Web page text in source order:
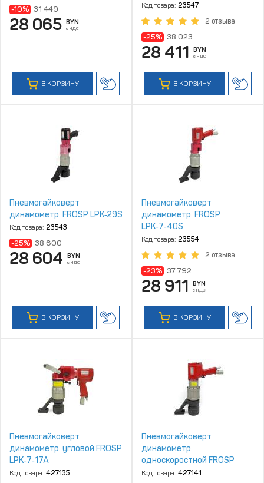
-10% 31 449
28 065 BYN
с НДС
В КОРЗИНУ
Код товара: 23547
2 отзыва
-25% 38 023
28 411 BYN
с НДС
В КОРЗИНУ
Пневмогайковерт
динамометр. FROSP LPK‑29S
Код товара: 23543
-25% 38 600
28 604 BYN
с НДС
В КОРЗИНУ
Пневмогайковерт
динамометр. FROSP
LPK‑7‑40S
Код товара: 23554
2 отзыва
-23% 37 792
28 911 BYN
с НДС
В КОРЗИНУ
Пневмогайковерт
динамометр. угловой FROSP
LPK‑7‑17A
Код товара: 427135
Пневмогайковерт
динамометр.
односкоростной FROSP
LPK‑46
Код товара: 427141